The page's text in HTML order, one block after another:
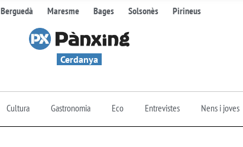
Berguedà Maresme Bages Solsonès Pirineus
Cerdanya
Cultura Gastronomia Eco Entrevistes Nens i joves